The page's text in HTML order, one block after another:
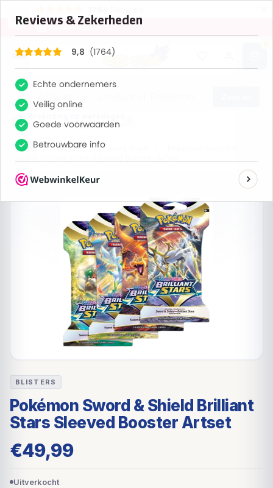
9,8
Bestel nu, maandag verzonden
Home / Alle sets / Brilliant Stars
UITVERKOCHT
BLISTERS
Pokémon Sword & Shield Brilliant
Stars Sleeved Booster Artset
€49,99
Uitverkocht